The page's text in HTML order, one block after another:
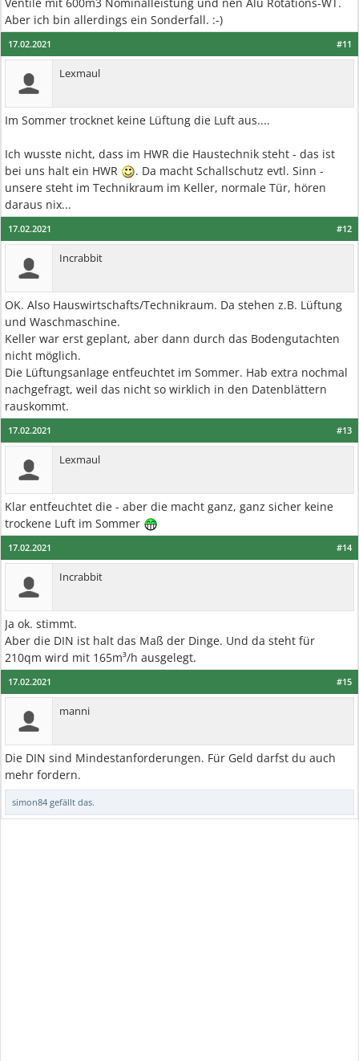
Aber ich bin allerdings ein Sonderfall. :-)
#11
17.02.2021
Lexmaul
Im Sommer trocknet keine Lüftung die Luft aus....
Ich wusste nicht, dass im HWR die Haustechnik steht - das ist
bei uns halt ein HWR
. Da macht Schallschutz evtl. Sinn -
unsere steht im Technikraum im Keller, normale Tür, hören
daraus nix...
#12
17.02.2021
Incrabbit
OK. Also Hauswirtschafts/Technikraum. Da stehen z.B. Lüftung
und Waschmaschine.
Keller war erst geplant, aber dann durch das Bodengutachten
nicht möglich.
Die Lüftungsanlage entfeuchtet im Sommer. Hab extra nochmal
nachgefragt, weil das nicht so wirklich in den Datenblättern
rauskommt.
#13
17.02.2021
Lexmaul
Klar entfeuchtet die - aber die macht ganz, ganz sicher keine
trockene Luft im Sommer
#14
17.02.2021
Incrabbit
Ja ok. stimmt.
Aber die DIN ist halt das Maß der Dinge. Und da steht für
210qm wird mit 165m³/h ausgelegt.
#15
17.02.2021
manni
Die DIN sind Mindestanforderungen. Für Geld darfst du auch
mehr fordern.
simon84 gefällt das.